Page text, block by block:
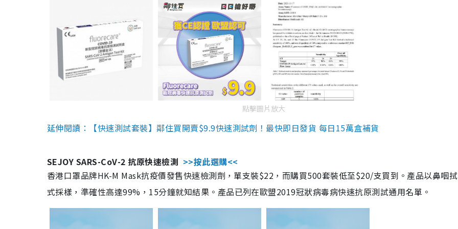
點擊圖片放大
延伸閱讀：【快速測試套裝】鄰住買開賣$9.9快速測試劑！最快即日發貨 每日15萬盒補貨
SEJOY SARS-CoV-2 抗原快速檢測 >>按此選購<<
香港口罩品牌HK-M Mask抗疫價發售快速檢測劑，單支裝$22，而購買500套裝低至$20/支買到。產品以鼻咽
式採樣，準確性高達99%，15分鐘就知結果。產品已列在歐盟2019冠狀病毒病快速抗原測試通用名單。